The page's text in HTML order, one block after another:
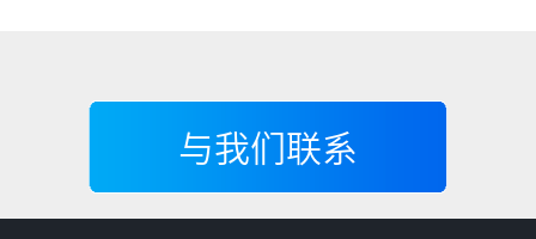
与我们联系